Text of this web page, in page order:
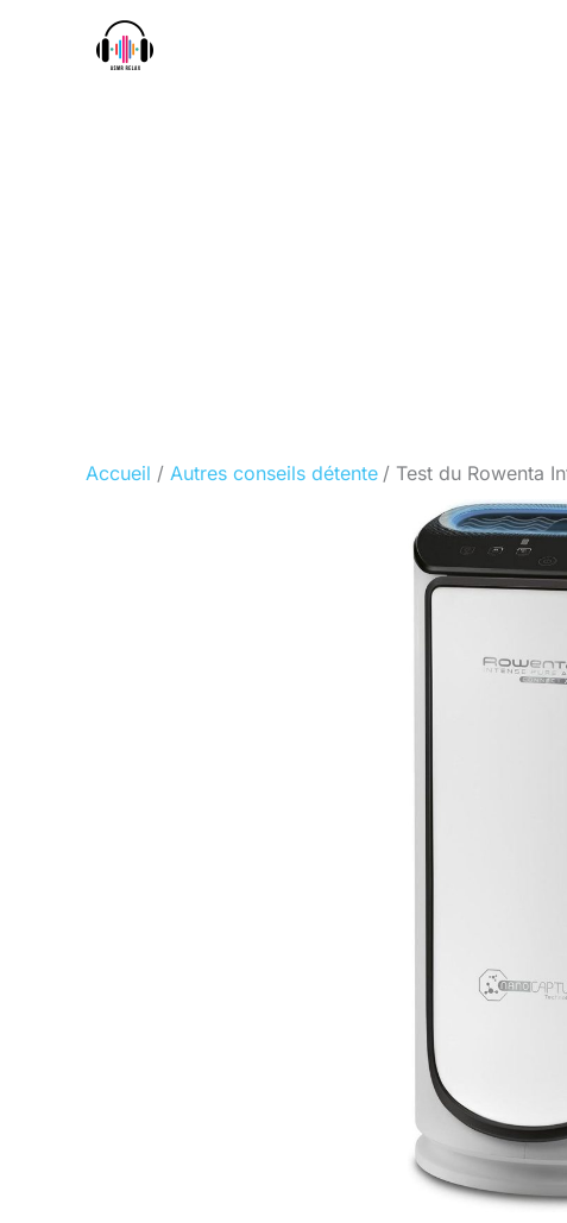
Accueil Autres conseils détente Test du Rowenta